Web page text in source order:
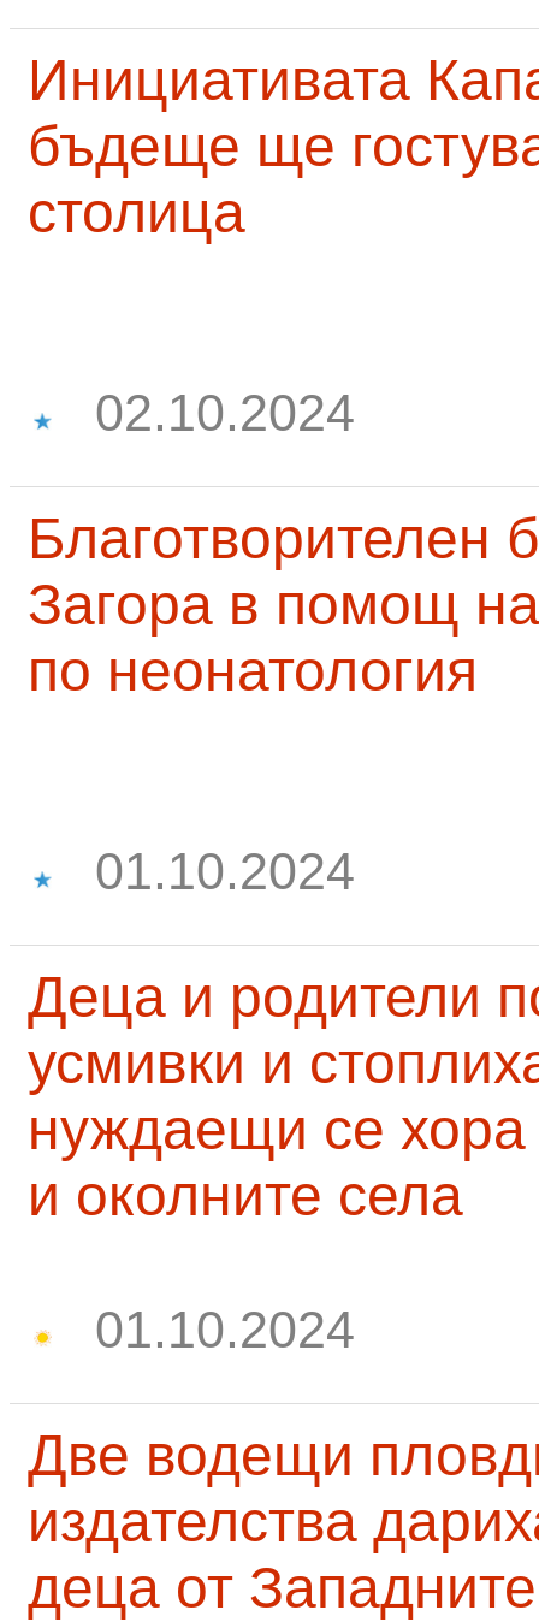
Инициативата
бъдеще ще
столица
02.10.2024
Благотворителен
Загора в помощ
по неонатология
01.10.2024
Деца и родители
усмивки и
нуждаещи се
и околните села
01.10.2024
Две водещи
издателства
деца от